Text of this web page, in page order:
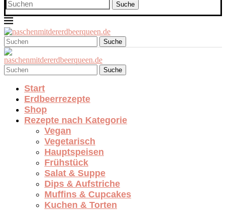
Suche
Suche
Suche
Start
Erdbeerrezepte
Shop
Rezepte nach Kategorie
Vegan
Vegetarisch
Hauptspeisen
Frühstück
Salat & Suppe
Dips & Aufstriche
Muffins & Cupcakes
Kuchen & Torten